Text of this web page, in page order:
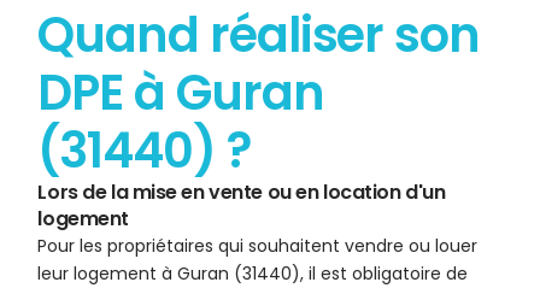
Quand réaliser son
DPE à Guran
(31440) ?
Lors de la mise en vente ou en location d'un
logement
Pour les propriétaires qui souhaitent vendre ou louer
leur logement à Guran (31440), il est obligatoire de